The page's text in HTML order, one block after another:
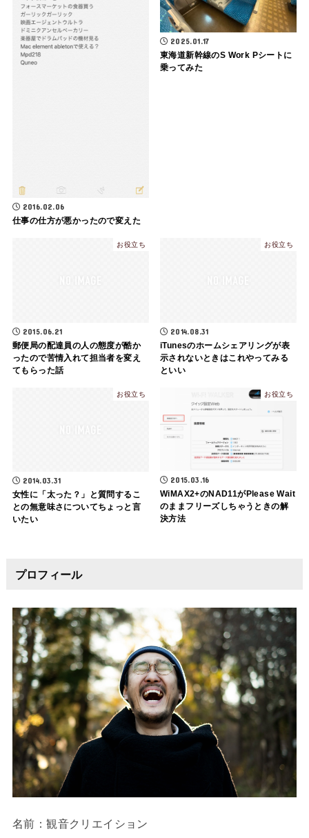
2016.02.06
仕事の仕方が悪かったので変えた
2025.01.17
東海道新幹線のS Work Pシートに
乗ってみた
お役立ち
2015.06.21
郵便局の配達員の人の態度が酷か
ったので苦情入れて担当者を変え
てもらった話
お役立ち
2014.08.31
iTunesのホームシェアリングが表
示されないときはこれやってみる
といい
お役立ち
2014.03.31
女性に「太った？」と質問するこ
との無意味さについてちょっと言
いたい
お役立ち
2015.03.16
WiMAX2+のNAD11がPlease Wait
のままフリーズしちゃうときの解
決方法
プロフィール
名前：観音クリエイション